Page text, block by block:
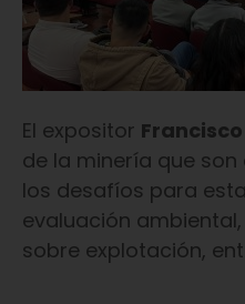
El expositor
de la minería que
los desafíos para
evaluación
sobre explotación,